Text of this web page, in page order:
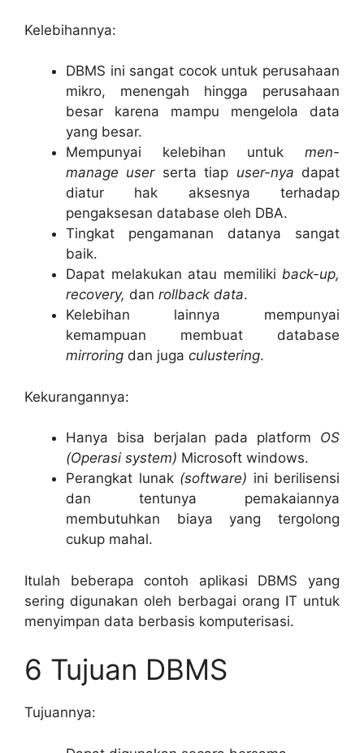
Kelebihannya:
DBMS ini sangat cocok untuk perusahaan
mikro, menengah hingga perusahaan
besar karena mampu mengelola data
yang besar.
Mempunyai kelebihan untuk men-
manage userserta tiap user-nya dapat
diatur hak aksesnya terhadap
pengaksesan database oleh DBA.
Tingkat pengamanan datanya sangat
baik.
Dapat melakukan atau memiliki back-up,
recovery, dan rollback data.
Kelebihan lainnya mempunyai
kemampuan membuat database
mirroring dan juga culustering.
Kekurangannya:
Hanya bisa berjalan pada platform OS
(Operasi system) Microsoft windows.
Perangkat lunak (software) ini berilisensi
dan tentunya pemakaiannya
membutuhkan biaya yang tergolong
cukup mahal.
Itulah beberapa contoh aplikasi DBMS yang
sering digunakan oleh berbagai orang IT untuk
menyimpan data berbasis komputerisasi.
6 Tujuan DBMS
Tujuannya: